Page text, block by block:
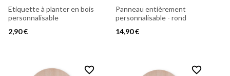
Etiquette à planter en bois
personnalisable
2,90 €
Panneau entièrement
personnalisable - rond
14,90 €
favorite_border favorite_border